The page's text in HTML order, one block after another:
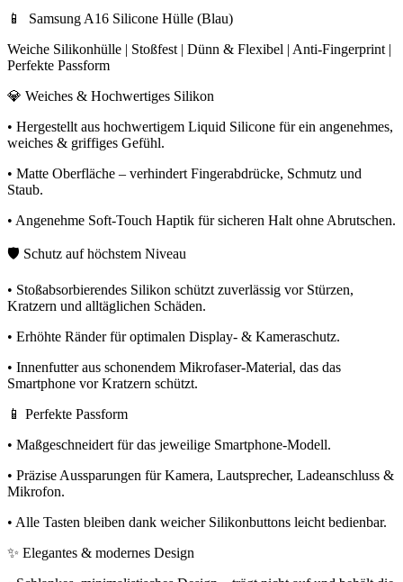
📱 Samsung A16 Silicone Hülle (Blau)
Weiche Silikonhülle | Stoßfest | Dünn & Flexibel | Anti-Fingerprint |
Perfekte Passform
💎 Weiches & Hochwertiges Silikon
• Hergestellt aus hochwertigem Liquid Silicone für ein angenehmes,
weiches & griffiges Gefühl.
• Matte Oberfläche – verhindert Fingerabdrücke, Schmutz und
Staub.
• Angenehme Soft-Touch Haptik für sicheren Halt ohne Abrutschen.
🛡️ Schutz auf höchstem Niveau
• Stoßabsorbierendes Silikon schützt zuverlässig vor Stürzen,
Kratzern und alltäglichen Schäden.
• Erhöhte Ränder für optimalen Display- & Kameraschutz.
• Innenfutter aus schonendem Mikrofaser-Material, das das
Smartphone vor Kratzern schützt.
📱 Perfekte Passform
• Maßgeschneidert für das jeweilige Smartphone-Modell.
• Präzise Aussparungen für Kamera, Lautsprecher, Ladeanschluss &
Mikrofon.
• Alle Tasten bleiben dank weicher Silikonbuttons leicht bedienbar.
✨ Elegantes & modernes Design